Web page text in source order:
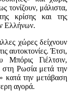
τονίζουν, μάλιστα,
κρίσης και της
Ελλήνων.
χώρες δείχνουν
αυτοκτονίες. Έτσι,
Γιέλτσιν,
στη Ρωσία μετά την
κατά την μετάβαση
αγορά.